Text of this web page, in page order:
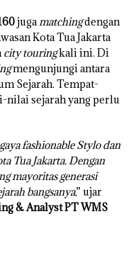
jugamatchingdengan
Kota Tua Jakarta
city touringkali ini. Di
mengunjungi antara
Sejarah. Tempat-
nilai sejarah yang perlu
fashionable Stylo dan
Tua Jakarta. Dengan
mayoritas generasi
bangsanya,” ujar
& Analyst PT WMS